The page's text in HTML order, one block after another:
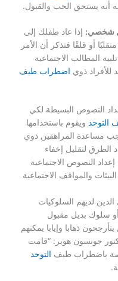
أنه يستحق الحب والقبول.
شخصي: إذا عاد طفلك إلى
أو قلقًا فتذكر أن الأمر
المطالب الاجتماعية
ذوي اضطراب طيف
النصوص البسيطة لكي
التوحد ويقوم باستخدامها
مساعدة المراهقين ذوي
لتقليل إخفاء
النصوص الاجتماعية
والمواقف الاجتماعية
لديهم السلوكيات
سلوك بديل مقبول
ذهابا وإيابا يمكنهم
جونسون هوبر: “قامت
باضطراب طيف التوحد